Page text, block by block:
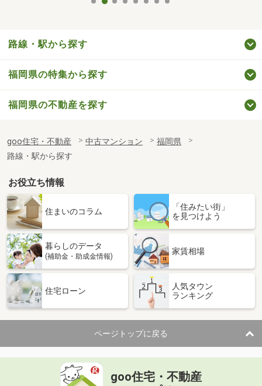
路線・駅から探す
福岡県の特集から探す
福岡県の不動産を探す
goo住宅・不動産 中古マンション
福岡県
路線・駅から探す
お役立ち情報
住まいのコラム
「住みたい街」
を見つけよう
暮らしのデータ
(補助金・助成金情報)
家賃相場
住宅ローン
人気タウン
ランキング
ページトップに戻る
goo住宅・不動産